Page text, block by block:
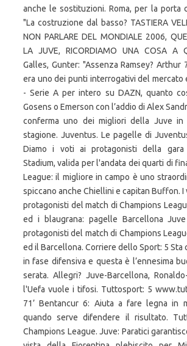
anche le sostituzioni. Roma, per la porta
"La costruzione dal basso? TASTIERA
NON PARLARE DEL MONDIALE 2006,
LA JUVE, RICORDIAMO UNA COSA A
Galles, Gunter: "Assenza Ramsey? Arthur
era uno dei punti interrogativi del mercato
- Serie A per intero su DAZN, quanto
Gosens o Emerson con l’addio di Alex
conferma uno dei migliori della Juve in
stagione. Juventus. Le pagelle di
Diamo i voti ai protagonisti della gara
Stadium, valida per l'andata dei quarti di
League: il migliore in campo è uno
spiccano anche Chiellini e capitan Buffon. I
protagonisti del match di Champions
ed i blaugrana: pagelle Barcellona
protagonisti del match di Champions
ed il Barcellona. Corriere dello Sport: 5 Sta
in fase difensiva e questa è l’ennesima
serata. Allegri? Juve-Barcellona,
l'Uefa vuole i tifosi. Tuttosport: 5
71’ Bentancur 6: Aiuta a fare legna in
quando serve difendere il risultato.
Champions League. Juve: Paratici